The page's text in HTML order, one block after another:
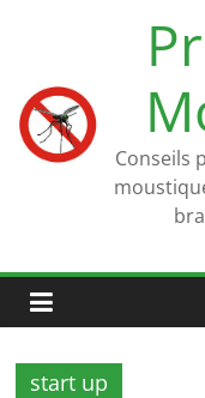
Conseils
start up